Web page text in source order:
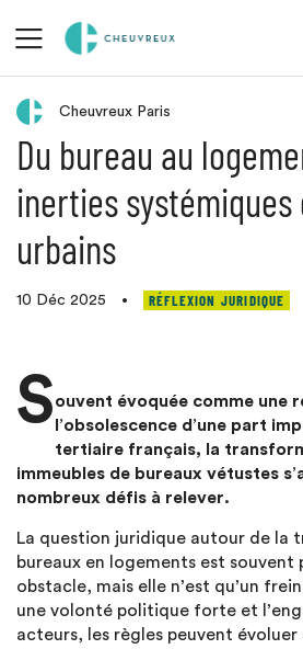
Retour aux actualités
Cheuvreux Paris
Du bureau au
inerties
urbains
10 Déc 2025 • RÉFLEXION JURIDIQUE
Souvent évoquée comme une
l’obsolescence d’une part
tertiaire français, la
immeubles de bureaux vétustes
nombreux défis à relever.
La question juridique autour de la
bureaux en logements est souvent
obstacle, mais elle n’est qu’un
une volonté politique forte et
acteurs, les règles peuvent